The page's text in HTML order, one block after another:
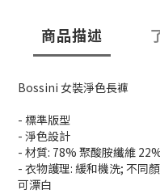
商品描述
Bossini 女裝淨色長褲
- 標準版型
- 淨色設計
- 材質: 78% 聚酸胺纖維
- 衣物護理: 緩和機洗; 不同
可漂白